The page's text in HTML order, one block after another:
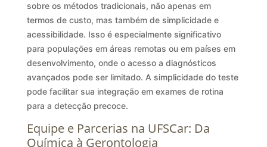
sobre os métodos tradicionais, não apenas em
termos de custo, mas também de simplicidade e
acessibilidade. Isso é especialmente significativo
para populações em áreas remotas ou em países em
desenvolvimento, onde o acesso a diagnósticos
avançados pode ser limitado. A simplicidade do teste
pode facilitar sua integração em exames de rotina
para a detecção precoce.
Equipe e Parcerias na UFSCar: Da
Química à Gerontologia